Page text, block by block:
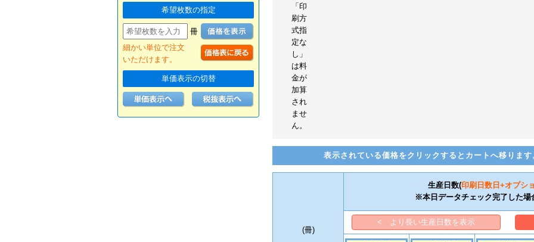
希望枚数の指定
冊
細かい単位で注文
いただけます。
単価表示の切替
「印
刷方
式指
定な
し」
は料
金が
加算
され
ませ
ん。
表示されている価格をクリックするとカートへ移ります
(冊)
生産日数(印刷日数 日+オプシ
※本日データチェック完了した場
< より長い生産日数を表示